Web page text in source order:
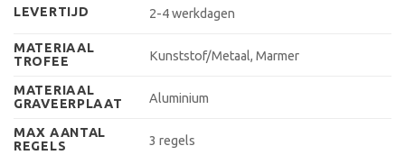
LEVERTIJD 2-4 werkdagen
MATERIAAL
TROFEE
Kunststof/Metaal, Marmer
MATERIAAL
GRAVEERPLAAT
Aluminium
MAX AANTAL
REGELS
3 regels